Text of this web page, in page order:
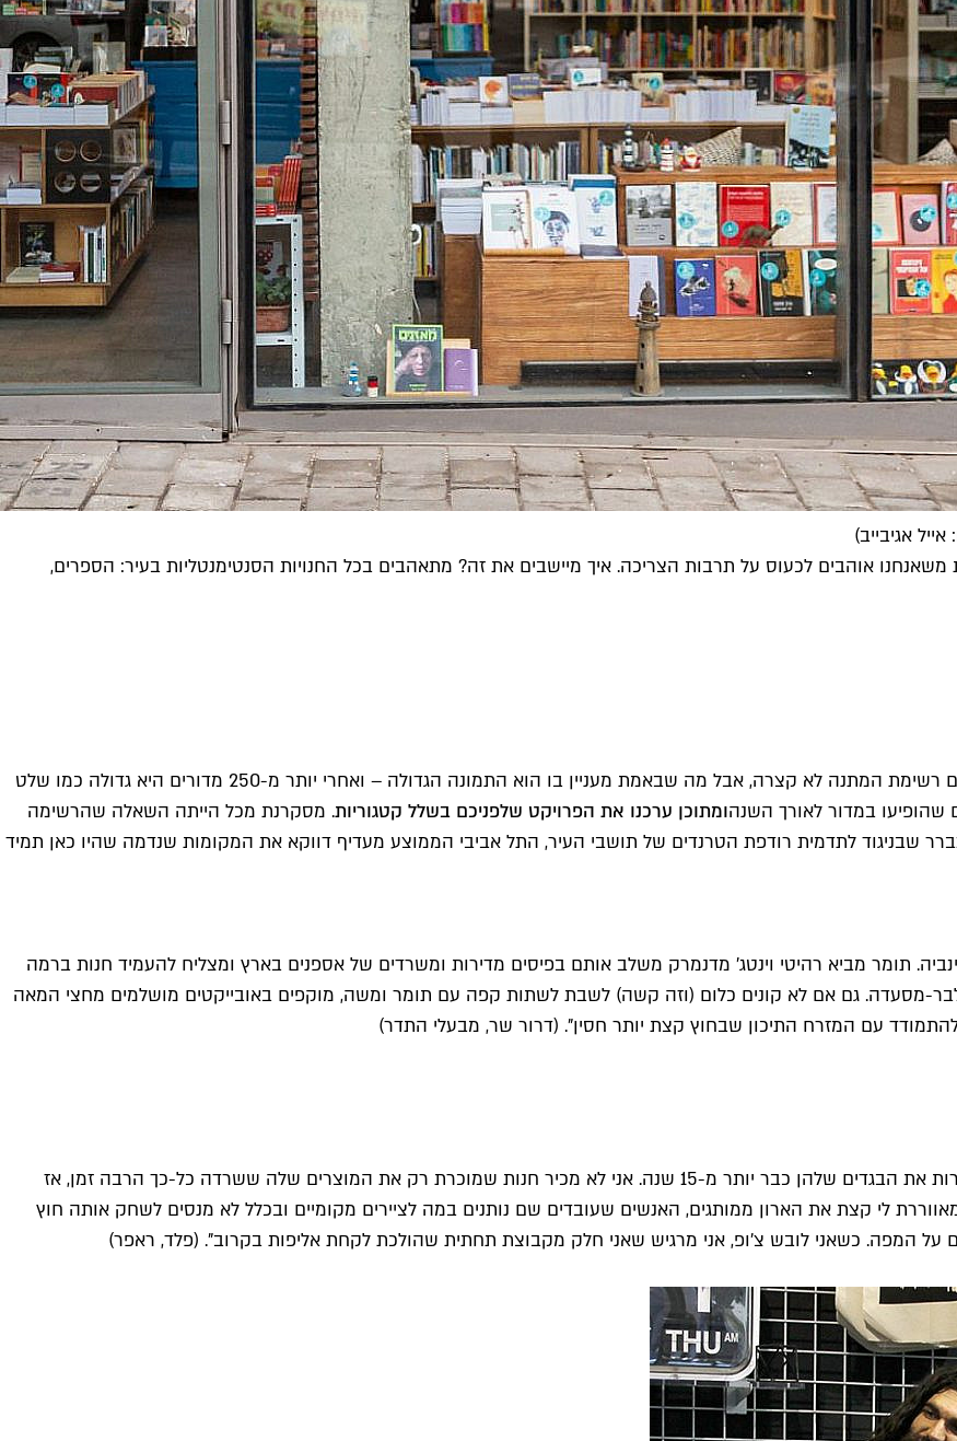
אגיבייב)
אוהבים לכעוס על תרבות הצריכה. איך מיישבים את זה? מתאהבים בכל החנויות הסנטימנטליות בעיר: הספרים,
"העיר שלי" הפך להיות אחד המדורים האהובים היותר בטיים אאוט, עם רשימת המתנה לא קצרה, אבל מה שבאמת מעניין בו הוא התמונה הגדולה – ואחרי יותר מ-250 מדורים היא גדולה כמו שלט
שהופיעו במדור לאורך השנהומתוכן ערכנו את הפרויקט שלפניכם בשלל קטגוריות. מסקרנת מכל הייתה השאלה שהרשימה
שבניגוד לתדמית רודפת הטרנדים של תושבי העיר, התל אביבי הממוצע מעדיף דווקא את המקומות שנדמה שהיו כאן תמיד
תומר מביא רהיטי וינטג' מדנמרק משלב אותם בפיסים מדירות ומשרדים של אספנים בארץ ומצליח להעמיד חנות ברמה
מסעדה. גם אם לא קונים כלום (וזה קשה) לשבת לשתות קפה עם תומר ומשה, מוקפים באובייקטים מושלמים מחצי המאה
עם המזרח התיכון שבחוץ קצת יותר חסין". (דרור שר, מבעלי התדר)
"שתי חנויות של אפנת רחוב שבורה, בדיזנגוף 81 ובוגרשוב 64, שמייצרות את הבגדים שלהן כבר יותר מ-15 שנה. אני לא מכיר חנות שמוכרת רק את המוצרים שלה ששרדה כל-כך הרבה זמן, אז
לי קצת את הארון ממותגים, האנשים שעובדים שם נותנים במה לציירים מקומיים ובכלל לא מנסים לשחק אותה חוץ
המפה. כשאני לובש צ'ופ, אני מרגיש שאני חלק מקבוצת תחתית שהולכת לקחת אליפות בקרוב". (פלד, ראפר)